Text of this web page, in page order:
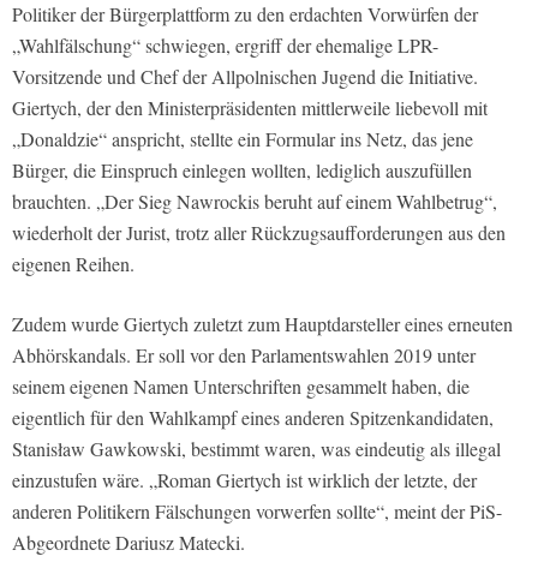
Politiker der Bürgerplattform zu den erdachten Vorwürfen der
„Wahlfälschung“ schwiegen, ergriff der ehemalige LPR-
Vorsitzende und Chef der Allpolnischen Jugend die Initiative.
Giertych, der den Ministerpräsidenten mittlerweile liebevoll mit
„Donaldzie“ anspricht, stellte ein Formular ins Netz, das jene
Bürger, die Einspruch einlegen wollten, lediglich auszufüllen
brauchten. „Der Sieg Nawrockis beruht auf einem Wahlbetrug“,
wiederholt der Jurist, trotz aller Rückzugsaufforderungen aus den
eigenen Reihen.
Zudem wurde Giertych zuletzt zum Hauptdarsteller eines erneuten
Abhörskandals. Er soll vor den Parlamentswahlen 2019 unter
seinem eigenen Namen Unterschriften gesammelt haben, die
eigentlich für den Wahlkampf eines anderen Spitzenkandidaten,
Stanisław Gawkowski, bestimmt waren, was eindeutig als illegal
einzustufen wäre. „Roman Giertych ist wirklich der letzte, der
anderen Politikern Fälschungen vorwerfen sollte“, meint der PiS-
Abgeordnete Dariusz Matecki.